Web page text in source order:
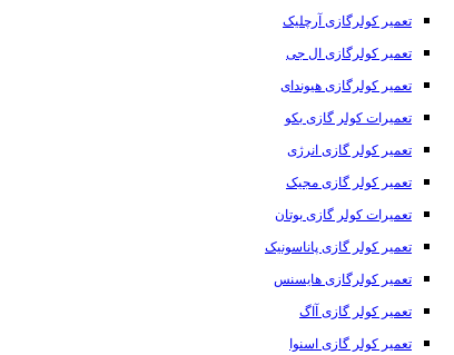
تعمیر کولرگازی آرچلیک
تعمیر کولرگازی ال جی
تعمیر کولرگازی هیوندای
تعمیرات کولر گازی بکو
تعمیر کولر گازی انرژی
تعمیر کولر گازی مجیک
تعمیرات کولر گازی بوتان
تعمیر کولر گازی پاناسونیک
تعمیر کولرگازی هایسنس
تعمیر کولر گازی آاگ
تعمیر کولر گازی اسنوا